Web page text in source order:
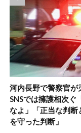
河内長野で警察官が
SNSでは擁護相次ぐ
なよ」「正当な判断
を守った判断」